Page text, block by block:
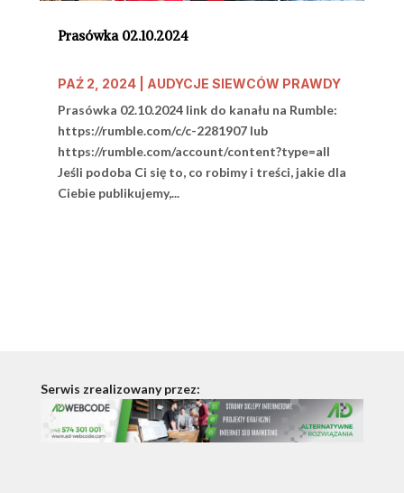
Prasówka 02.10.2024
PAŹ 2, 2024| AUDYCJE SIEWCÓW PRAWDY
Prasówka 02.10.2024 link do kanału na Rumble:
https://rumble.com/c/c-2281907 lub
https://rumble.com/account/content?type=all
Jeśli podoba Ci się to, co robimy i treści, jakie dla
Ciebie publikujemy,...
Serwis zrealizowany przez: